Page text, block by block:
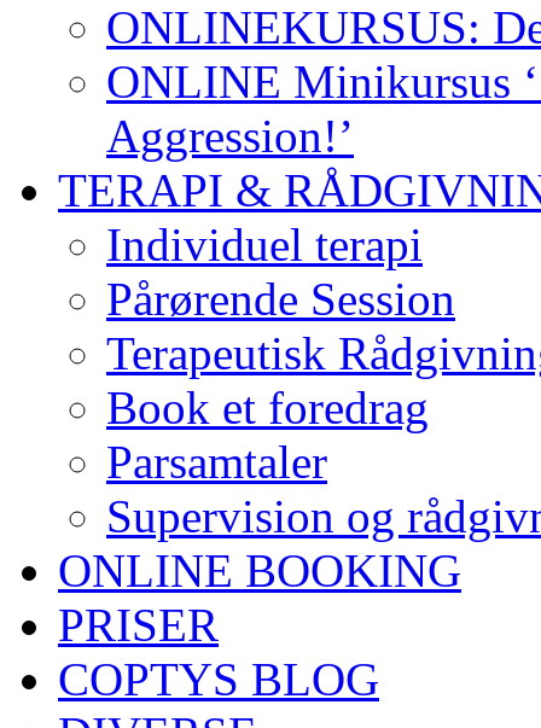
ONLINEKURSUS:
ONLINE Minikursus
Aggression!’
TERAPI &
Individuel terapi
Pårørende Session
Terapeutisk
Book et foredrag
Parsamtaler
Supervision og
ONLINE BOOKING
PRISER
COPTYS BLOG